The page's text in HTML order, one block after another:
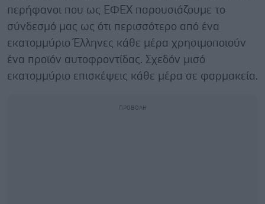
περήφανοι που ως ΕΦΕΧ παρουσιάζουμε το
σύνδεσμό μας ως ότι περισσότερο από ένα
εκατομμύριο Έλληνες κάθε μέρα χρησιμοποιούν
ένα προϊόν αυτοφροντίδας. Σχεδόν μισό
εκατομμύριο επισκέψεις κάθε μέρα σε φαρμακεία.